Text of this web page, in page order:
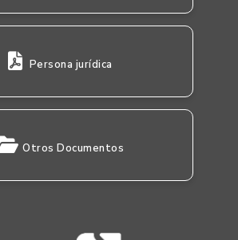
Persona jurídica
Otros Documentos